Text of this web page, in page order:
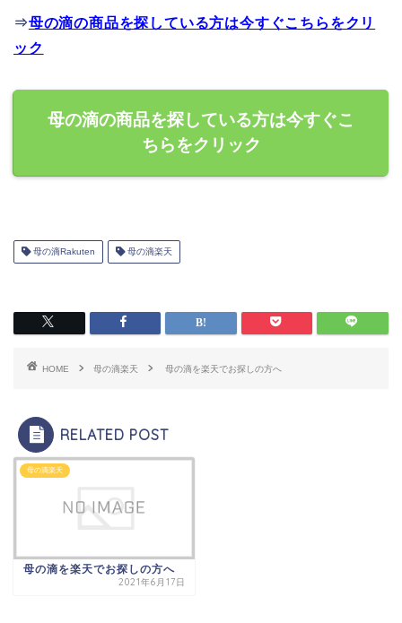
⇒母の滴の商品を探している方は今すぐこちらをクリ
ック
母の滴の商品を探している方は今すぐこ
ちらをクリック
母の滴Rakuten 母の滴楽天
HOME 母の滴楽天 母の滴を楽天でお探しの方へ
RELATED POST
母の滴楽天
母の滴を楽天でお探しの方へ
2021年6月17日